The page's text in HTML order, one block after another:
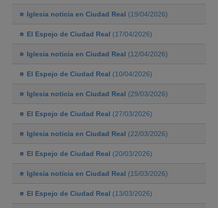
Iglesia noticia en Ciudad Real (19/04/2026)
El Espejo de Ciudad Real (17/04/2026)
Iglesia noticia en Ciudad Real (12/04/2026)
El Espejo de Ciudad Real (10/04/2026)
Iglesia noticia en Ciudad Real (29/03/2026)
El Espejo de Ciudad Real (27/03/2026)
Iglesia noticia en Ciudad Real (22/03/2026)
El Espejo de Ciudad Real (20/03/2026)
Iglesia noticia en Ciudad Real (15/03/2026)
El Espejo de Ciudad Real (13/03/2026)